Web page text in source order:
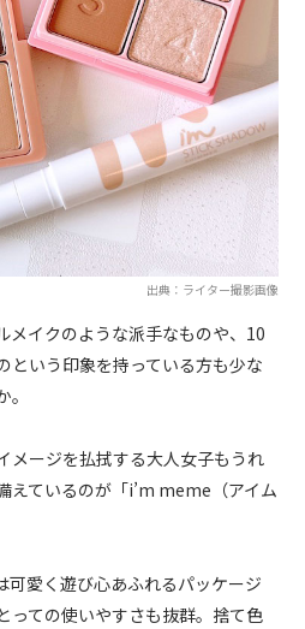
出典：ライター撮影画像
メイクのような派手なものや、10
という印象を持っている方も少な
メージを払拭する大人女子もうれ
えているのが「i’m meme（アイム
愛く遊び心あふれるパッケージ
っての使いやすさも抜群。捨て色